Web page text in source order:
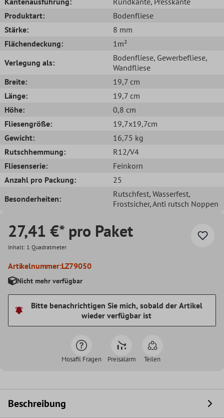
Produktart:
Bodenfliese
Stärke:
8 mm
Flächendeckung:
1m²
Verlegung als:
Bodenfliese, Gewerbefliese,
Wandfliese
Breite:
19,7 cm
Länge:
19,7 cm
Höhe:
0,8 cm
Fliesengröße:
19,7x19,7cm
Gewicht:
16,75 kg
Rutschhemmung:
R12/V4
Fliesenserie:
Feinkorn
Anzahl pro Packung:
25
Besonderheiten:
Rutschfest, Wasserfest,
Frostsicher, Anti rutsch Noppen
27,41 €* pro Paket
Inhalt: 1 Quadratmeter
Artikelnummer:LZ79050
Nicht mehr verfügbar
Bitte benachrichtigen Sie mich, sobald der Artikel
wieder verfügbar ist
Mosafil Fragen Preisalarm Teilen
Beschreibung